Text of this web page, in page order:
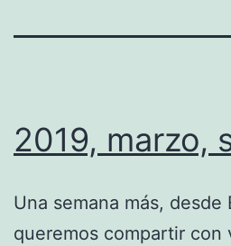
2019, marzo,
Una semana más, desde
queremos compartir con